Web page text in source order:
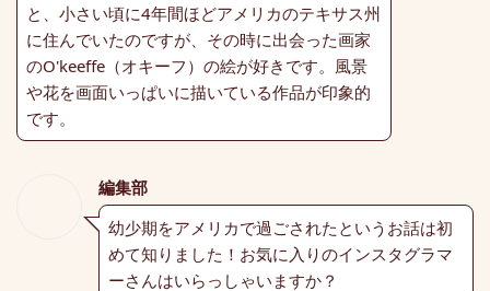
と、小さい頃に4年間ほどアメリカのテキサス州
に住んでいたのですが、その時に出会った画家
のO'keeffe（オキーフ）の絵が好きです。風景
や花を画面いっぱいに描いている作品が印象的
です。
編集部
幼少期をアメリカで過ごされたというお話は初
めて知りました！お気に入りのインスタグラマ
ーさんはいらっしゃいますか？